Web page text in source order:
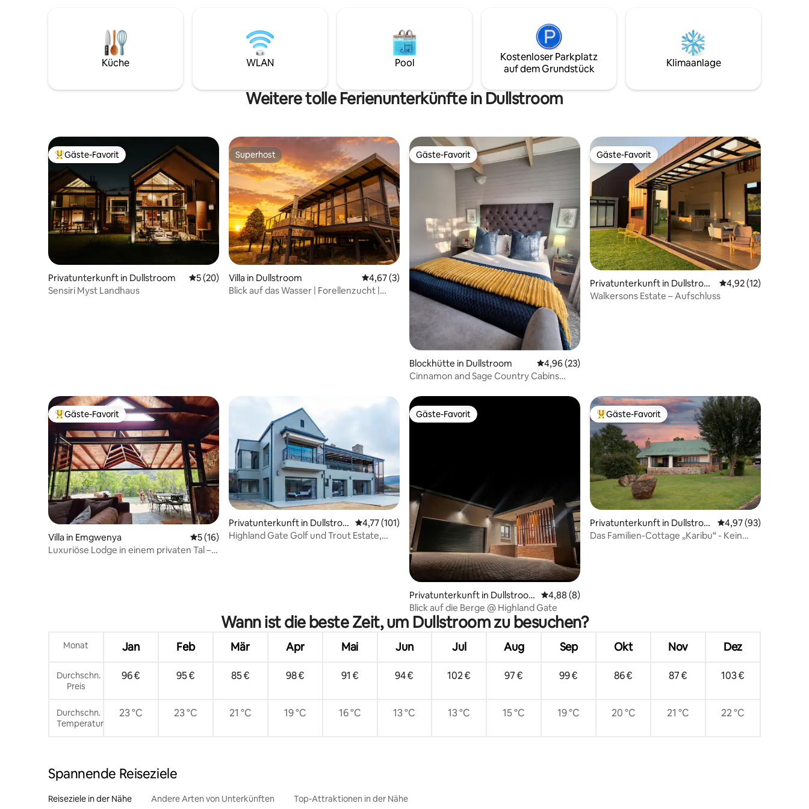
Clubhaus, Forellenfischen,
Wanderwegen, Tennis- und
Padelplätzen. „Ein Ort, an dem
vielbeschäftigte Familien und Freunde
Energie tanken und bedeutungsvolle
Küche WLAN Pool
Kostenloser Parkplatz
auf dem Grundstück
Klimaanlage
Weitere tolle Ferienunterkünfte in Dullstroom
Beliebter Gäste-Favorit.
Gäste-Favorit
Privatunterkunft in Dullstroom Durchschnittliche Bewertung: 5 von 5, 20 Bewertungen
5 (20)
Sensiri Myst Landhaus
Superhost
Superhost
Villa in Dullstroom Durchschnittliche Bewertung: 4,67 von 5, 3 Bewertungen
4,67 (3)
Blick auf das Wasser | Forellenzucht |
Gäste-Favorit
Gäste-Favorit
Blockhütte in Dullstroom Durchschnittliche Bewertung: 4,96 von 5, 23 Bewertungen
4,96 (23)
Cinnamon and Sage Country Cabins
Gäste-Favorit
Gäste-Favorit
Privatunterkunft in Dullstroo
m
Durchschnittliche
4,92 (12)
Walkersons Estate – Aufschluss
Beliebter Gäste-Favorit.
Gäste-Favorit
Villa in Emgwenya Durchschnittliche Bewertung: 5 von 5, 16 Bewertungen
5 (16)
Luxuriöse Lodge in einem privaten Tal –
Privatunterkunft in Dullstroo
m
Durchschnittliche Bewertung: 4,77 von 5, 101 Bewertungen
4,77 (101)
Highland Gate Golf und Trout Estate,
Gäste-Favorit
Gäste-Favorit
Privatunterkunft in Dullstroo
m
Durchschnittliche Bewertung: 4,88 von 5, 8 Bewertungen
4,88 (8)
Blick auf die Berge @ Highland Gate
Beliebter Gäste-Favorit.
Gäste-Favorit
Privatunterkunft in Dullstroo
m
Durchschnittliche
4,97 (93)
Das Familien-Cottage „Karibu“ - Kein
Wann ist die beste Zeit, um Dullstroom zu besuchen?
Monat Jan Feb Mär Apr Mai Jun Jul Aug Sep Okt Nov Dez
Durchschn.
Preis
96 € 95 € 85 € 98 € 91 € 94 € 102 € 97 € 99 € 86 € 87 € 103 €
Durchschn.
Temperatur
23 °C 23 °C 21 °C 19 °C 16 °C 13 °C 13 °C 15 °C 19 °C 20 °C 21 °C 22 °C
Spannende Reiseziele
Reiseziele in der Nähe Andere Arten von Unterkünften Top-Attraktionen in der Nähe